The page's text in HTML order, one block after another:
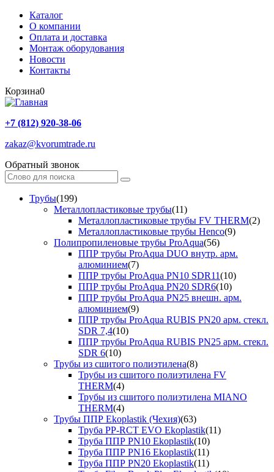
Каталог
О компании
Оплата и доставка
Монтаж оборудования
Новости
Контакты
Корзина0
+7 (812) 920-38-06
zakaz@kvorumtrade.ru
Обратный звонок
Трубы(199)
Металлопластиковые трубы(11)
Металлопластиковые трубы FV THERM(2)
Металлопластиковые трубы Henco(9)
Полипропиленовые трубы ProAqua(56)
ППР трубы ProAqua DUO внутр. арм.
алюминием(7)
ППР трубы ProAqua PN10 SDR11(10)
ППР трубы ProAqua PN20 SDR6(10)
ППР трубы ProAqua PN25 внешн. арм.
алюминием(9)
ППР трубы ProAqua RUBIS PN20 арм. стекл.
SDR 7,4(10)
ППР трубы ProAqua RUBIS PN25 арм. стекл.
SDR 6(10)
Трубы из сшитого полиэтилена(8)
Трубы из сшитого полиэтилена FV
THERM(4)
Трубы из сшитого полиэтилена MIANO
THERM(4)
Трубы ППР Ekoplastik (Чехия)(63)
Труба PP-RCT EVO Ekoplastik(11)
Труба ППР PN10 Ekoplastik(10)
Труба ППР PN16 Ekoplastik(11)
Труба ППР PN20 Ekoplastik(11)